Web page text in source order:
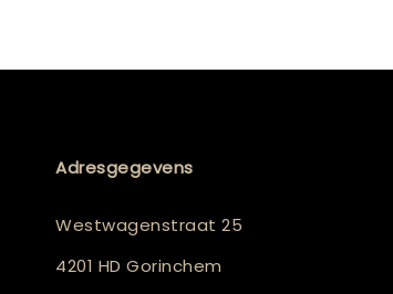
Adresgegevens
Westwagenstraat 25
4201 HD Gorinchem